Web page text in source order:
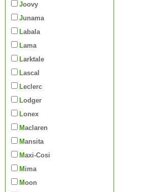
Joovy
Junama
Labala
Lama
Larktale
Lascal
Leclerc
Lodger
Lonex
Maclaren
Mansita
Maxi-Cosi
Mima
Moon